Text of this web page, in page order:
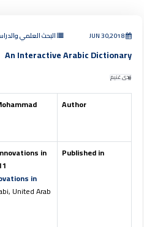
JUN 30,2018 البحث العلمي
An Interactive Arabic Dictionary
ندى غنيم
Author
Published in
in
in
United Arab